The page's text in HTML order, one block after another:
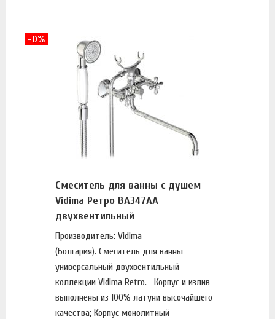
Смеситель для ванны с душем
Vidima Ретро BA347AA
двухвентильный
Производитель: Vidima
(Болгария). Смеситель для ванны
универсальный двухвентильный
коллекции Vidima Retro. Корпус и излив
выполнены из 100% латуни высочайшего
качества; Корпус монолитный
-0%